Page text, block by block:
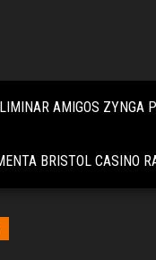
AMIGOS ZYNGA
BRISTOL CASINO